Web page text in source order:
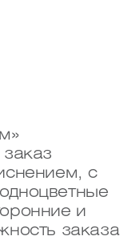
с
и
заказа